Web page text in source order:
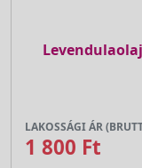
LAKOSSÁGI ÁR
1 800 Ft